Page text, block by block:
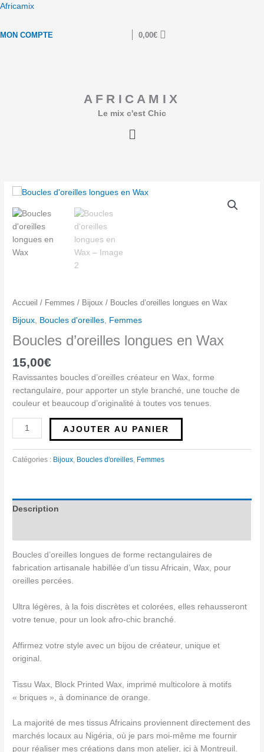
Aller
contenu
Africamix
MON COMPTE 0,00€
AFRICAMIX
Le mix c'est Chic
Menu
Accueil / Femmes / Bijoux / Boucles d’oreilles longues en Wax
Bijoux, Boucles d'oreilles, Femmes
Boucles d’oreilles longues en Wax
15,00€
Ravissantes boucles d’oreilles créateur en Wax, forme
rectangulaire, pour apporter un style branché, une touche de
couleur et beaucoup d’originalité à toutes vos tenues.
quantité
Boucles
d'oreilles
longues
en
AJOUTER AU PANIER
Catégories : Bijoux, Boucles d'oreilles, Femmes
Description
Boucles d’oreilles longues de forme rectangulaires de
fabrication artisanale habillée d’un tissu Africain, Wax, pour
oreilles percées.
Ultra légères, à la fois discrètes et colorées, elles rehausseront
votre tenue, pour un look afro-chic branché.
Affirmez votre style avec un bijou de créateur, unique et
original.
Tissu Wax, Block Printed Wax, imprimé multicolore à motifs
« briques », à dominance de orange.
La majorité de mes tissus Africains proviennent directement des
marchés locaux au Nigéria, où je pars moi-même me fournir
pour réaliser mes créations dans mon atelier, ici à Montreuil.